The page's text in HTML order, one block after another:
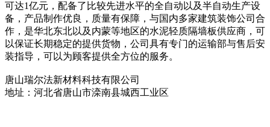
可达1亿元，配备了比较先进水平的全自动以及半自动生产设
备，产品制作优良，质量有保障，与国内多家建筑装饰公司合
作，是华北东北以及内蒙等地区的水泥轻质隔墙板供应商，可
以保证长期稳定的提供货物，公司具有专门的运输部与售后安
装指导，可以为顾客提供全方位的服务。
唐山瑞尔法新材料科技有限公司
地址：河北省唐山市滦南县城西工业区